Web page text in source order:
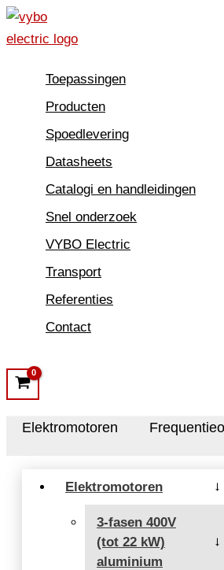
Ga
naar
Toepassingen
Producten
Spoedlevering
Datasheets
Catalogi en handleidingen
Snel onderzoek
VYBO Electric
Transport
Referenties
Contact
Elektromotoren
Elektromotoren →
3-fasen 400V
(tot 22 kW)
aluminium
→